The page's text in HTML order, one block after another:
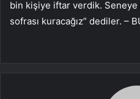
bin kişiye iftar verdik.
sofrası kuracağız” dediler. –